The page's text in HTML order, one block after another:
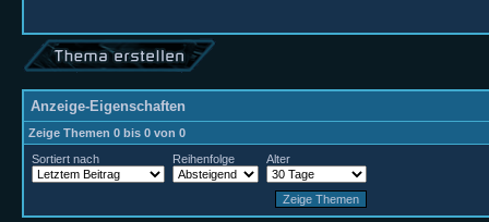
Anzeige-Eigenschaften
Zeige Themen 0 bis 0 von 0
Sortiert nach
Reihenfolge Alter